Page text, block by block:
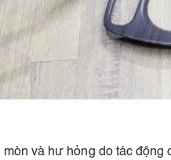
và hư hỏng do tác